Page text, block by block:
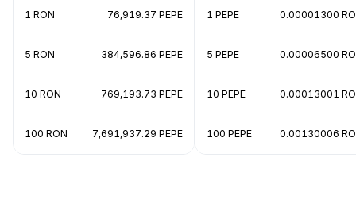
1 RON 76,919.37 PEPE
5 RON 384,596.86 PEPE
10 RON 769,193.73 PEPE
100 RON 7,691,937.29 PEPE
1 PEPE 0.00001300
5 PEPE 0.00006500
10 PEPE 0.00013001
100 PEPE 0.00130006